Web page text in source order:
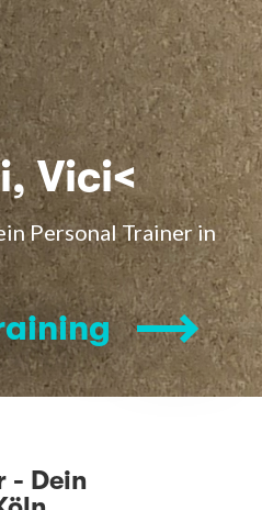
Vici<
Personal Trainer in
- Dein